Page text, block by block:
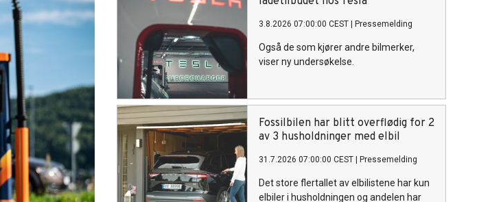
3.8.2026 07:00:00 CEST Pressemelding
Også de som kjører andre bilmerker,
viser ny undersøkelse.
Fossilbilen har blitt overflødig for 2
av 3 husholdninger med elbil
31.7.2026 07:00:00 CEST Pressemelding
Det store flertallet av elbilistene har kun
elbiler i husholdningen og andelen har